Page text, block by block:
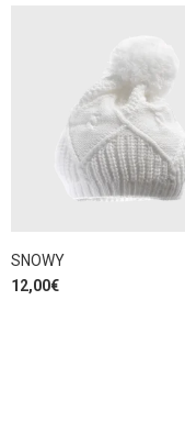
SNOWY
12,00€